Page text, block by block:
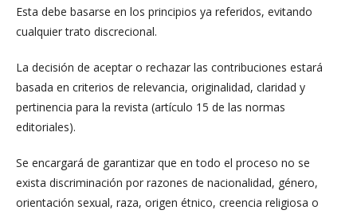
Esta debe basarse en los principios ya referidos, evitando
cualquier trato discrecional.
La decisión de aceptar o rechazar las contribuciones estará
basada en criterios de relevancia, originalidad, claridad y
pertinencia para la revista (artículo 15 de las normas
editoriales).
Se encargará de garantizar que en todo el proceso no se
exista discriminación por razones de nacionalidad, género,
orientación sexual, raza, origen étnico, creencia religiosa o